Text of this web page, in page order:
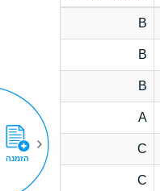
B
B
B
A
C
C
הזמנה